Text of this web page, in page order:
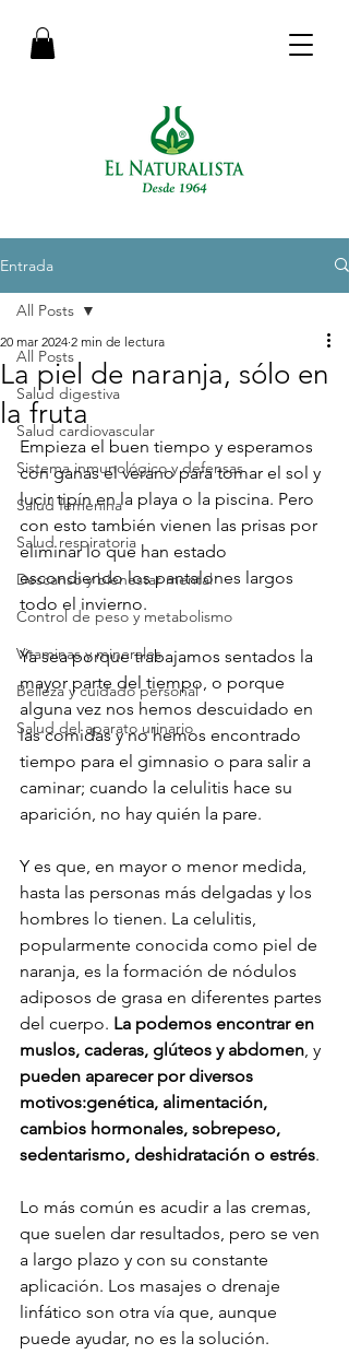
Entrada
All Posts
Salud digestiva
Salud cardiovascular
Sistema inmunológico y defensas
Salud femenina
Salud respiratoria
Descanso y bienestar mental
Control de peso y metabolismo
Vitaminas y minerales
Belleza y cuidado personal
Salud del aparato urinario
All Posts
La piel de naranja, sólo en
la fruta
20 mar 2024 2 min de lectura
Empieza el buen tiempo y esperamos
con ganas el verano para tomar el sol y
lucir tipín en la playa o la piscina. Pero
con esto también vienen las prisas por
eliminar lo que han estado
escondiendo los pantalones largos
todo el invierno.
Ya sea porque trabajamos sentados la
mayor parte del tiempo, o porque
alguna vez nos hemos descuidado en
las comidas y no hemos encontrado
tiempo para el gimnasio o para salir a
caminar; cuando la celulitis hace su
aparición, no hay quién la pare.
Y es que, en mayor o menor medida,
hasta las personas más delgadas y los
hombres lo tienen. La celulitis,
popularmente conocida como piel de
naranja, es la formación de nódulos
adiposos de grasa en diferentes partes
del cuerpo. La podemos encontrar en
muslos, caderas, glúteos y abdomen , y
pueden aparecer por diversos
motivos:genética, alimentación,
cambios hormonales, sobrepeso,
sedentarismo, deshidratación o estrés.
Lo más común es acudir a las cremas,
que suelen dar resultados, pero se ven
a largo plazo y con su constante
aplicación. Los masajes o drenaje
linfático son otra vía que, aunque
puede ayudar, no es la solución.